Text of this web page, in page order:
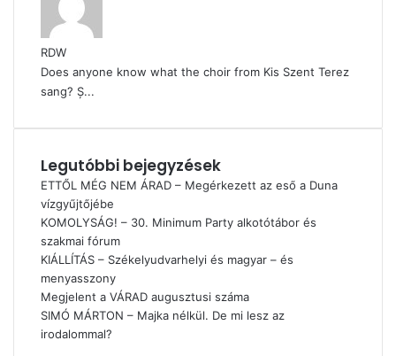
RDW
Does anyone know what the choir from Kis Szent Terez
sang? Ș...
Legutóbbi bejegyzések
ETTŐL MÉG NEM ÁRAD – Megérkezett az eső a Duna
vízgyűjtőjébe
KOMOLYSÁG! – 30. Minimum Party alkotótábor és
szakmai fórum
KIÁLLÍTÁS – Székelyudvarhelyi és magyar – és
menyasszony
Megjelent a VÁRAD augusztusi száma
SIMÓ MÁRTON – Majka nélkül. De mi lesz az
irodalommal?